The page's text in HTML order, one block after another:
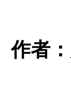
作者